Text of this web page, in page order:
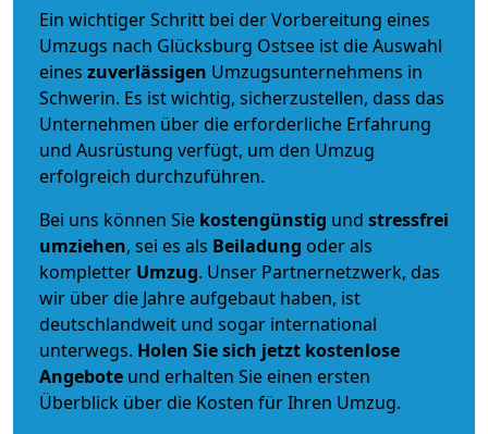
Ein wichtiger Schritt bei der Vorbereitung eines
Umzugs nach Glücksburg Ostsee ist die Auswahl
eines zuverlässigen Umzugsunternehmens in
Schwerin. Es ist wichtig, sicherzustellen, dass das
Unternehmen über die erforderliche Erfahrung
und Ausrüstung verfügt, um den Umzug
erfolgreich durchzuführen.
Bei uns können Sie kostengünstig und stressfrei
umziehen, sei es als Beiladung oder als
kompletter Umzug. Unser Partnernetzwerk, das
wir über die Jahre aufgebaut haben, ist
deutschlandweit und sogar international
unterwegs. Holen Sie sich jetzt kostenlose
Angebote und erhalten Sie einen ersten
Überblick über die Kosten für Ihren Umzug.